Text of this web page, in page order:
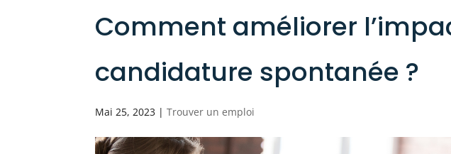
Comment améliorer
candidature spontanée ?
Mai 25, 2023 |Trouver un emploi